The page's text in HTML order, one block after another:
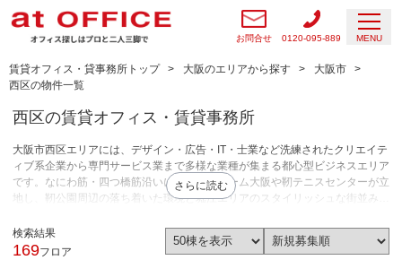
お問合せ 0120-095-889 MENU
賃貸オフィス・貸事務所トップ 大阪のエリアから探す
大阪市
西区の物件一覧
西区の賃貸オフィス・賃貸事務所
大阪市西区エリアには、デザイン・広告・IT・士業など洗練されたクリエイテ
ィブ系企業から専門サービス業まで多様な業種が集まる都心型ビジネスエリア
です。なにわ筋・四つ橋筋沿いには京セラドーム大阪や靭テニスセンターが立
地し、靭公園周辺の落ち着いた環境と堀江エリアのスタイリッシュな街並みが
トは2026年竣工を目標として公表されています。靭公園周辺では20〜100坪
のコンサルティング・士業・クリエイティブ系の賃貸オフィス物件需要が高
さらに読む
検索結果
169フロア